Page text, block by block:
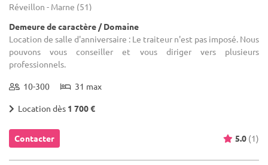
Réveillon - Marne (51)
Demeure de caractère / Domaine
Location de salle d'anniversaire : Le traiteur n'est pas imposé. Nous
pouvons vous conseiller et vous diriger vers plusieurs
professionnels.
10-300 31 max
Location dès 1 700 €
Contacter 5.0 (1)